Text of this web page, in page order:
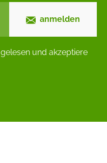
anmelden
gelesen und akzeptiere